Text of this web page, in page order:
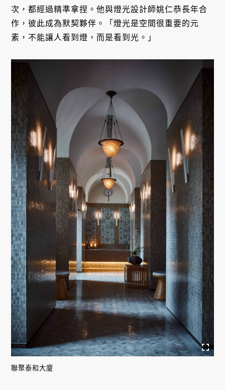
次，都經過精準拿捏。他與燈光設計師姚仁恭長年合
作，彼此成為默契夥伴。「燈光是空間很重要的元
素，不能讓人看到燈，而是看到光。」
聯聚泰和大廈